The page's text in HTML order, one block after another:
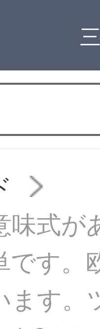
式が
です
ます。